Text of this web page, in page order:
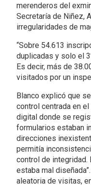
merenderos del
Secretaría de Niñez,
irregularidades de
“Sobre 54.613
duplicadas y solo el
Es decir, más de
visitados por un
Blanco explicó que
control centrada en
digital donde se
formularios estaban
direcciones
permitía
control de integridad.
estaba mal
aleatoria de visitas,